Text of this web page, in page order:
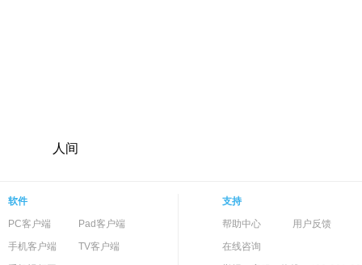
人间
软件
PC客户端
Pad客户端
手机客户端
TV客户端
支持
帮助中心
用户反馈
在线咨询